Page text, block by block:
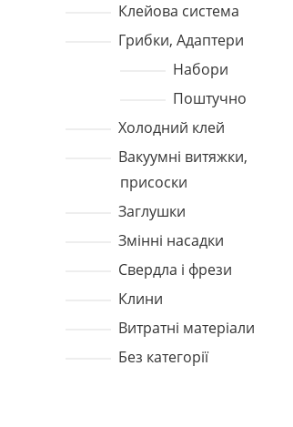
Клейова система
Грибки, Адаптери
Набори
Поштучно
Холодний клей
Вакуумні витяжки,
присоски
Заглушки
Змінні насадки
Свердла і фрези
Клини
Витратні матеріали
Без категорії